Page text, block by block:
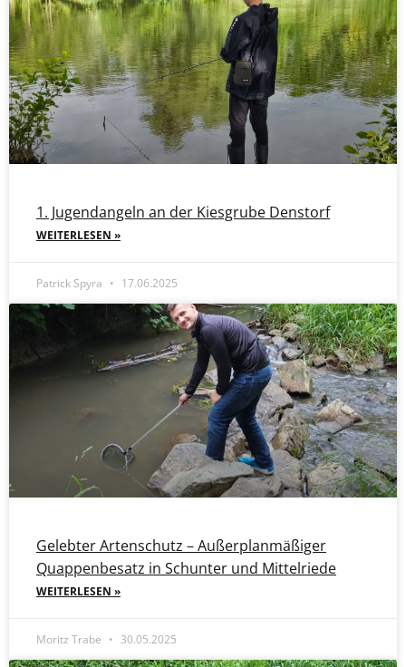
1. Jugendangeln an der Kiesgrube Denstorf
WEITERLESEN »
Patrick Spyra 17.06.2025
Gelebter Artenschutz – Außerplanmäßiger
Quappenbesatz in Schunter und Mittelriede
WEITERLESEN »
Moritz Trabe 30.05.2025